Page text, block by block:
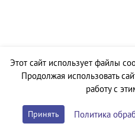
Этот сайт использует файлы
Продолжая использовать
работу с
Принять Политика